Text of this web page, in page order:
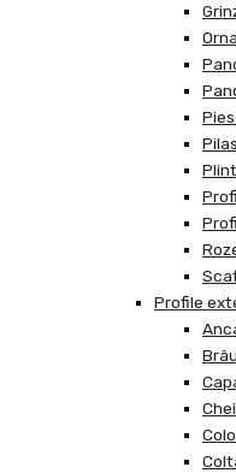
Profile